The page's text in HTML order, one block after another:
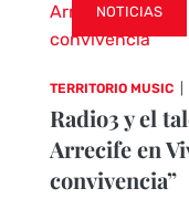
NOTICIAS
TERRITORIO MUSIC
Radio3 y el
Arrecife en
convivencia”